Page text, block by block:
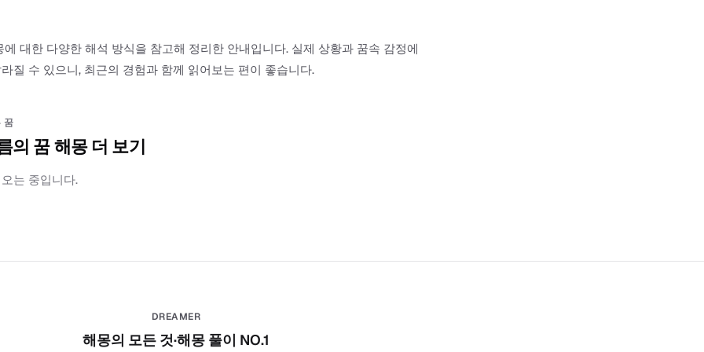
에 대한 다양한 해석 방식을 참고해 정리한 안내입니다. 실제 상황과 꿈속 감정에
질 수 있으니, 최근의 경험과 함께 읽어보는 편이 좋습니다.
꿈
의 꿈 해몽 더 보기
는 중입니다.
DREAMER
해몽의 모든 것·해몽 풀이 NO.1